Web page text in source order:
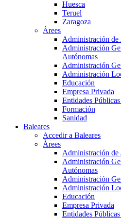
Huesca
Teruel
Zaragoza
Àrees
Administración de
Administración
Autónomas
Administración
Administración
Educación
Empresa Privada
Entidades
Formación
Sanidad
Baleares
Accedir a Baleares
Àrees
Administración de
Administración
Autónomas
Administración
Administración
Educación
Empresa Privada
Entidades